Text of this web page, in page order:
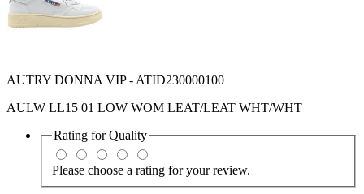
AUTRY DONNA VIP - ATID230000100
AULW LL15 01 LOW WOM LEAT/LEAT WHT/WHT
Rating forQuality
Please choose a rating for your review.